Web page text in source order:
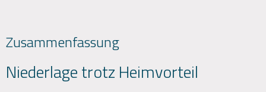
Zusammenfassung
Niederlage trotz Heimvorteil